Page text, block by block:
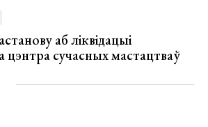
аб ліквідацыі
сучасных мастацтваў